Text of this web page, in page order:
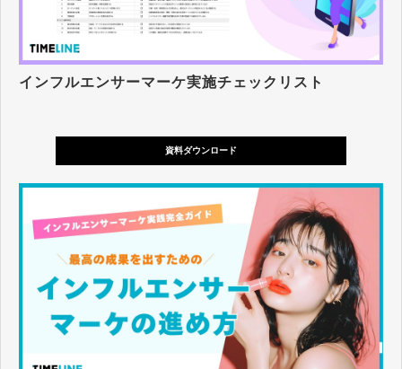
インフルエンサーマーケ実施チェックリスト
資料ダウンロード